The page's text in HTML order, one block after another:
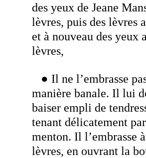
des yeux de Jeane
lèvres, puis des lèvres
et à nouveau des yeux
lèvres,
● Il ne l’embrasse
manière banale. Il lui
baiser empli de
tenant délicatement
menton. Il l’embrasse
lèvres, en ouvrant la